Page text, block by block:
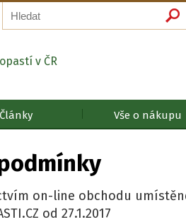
v ČR
Články Vše o nákupu
on-line obchodu
od 27.1.2017